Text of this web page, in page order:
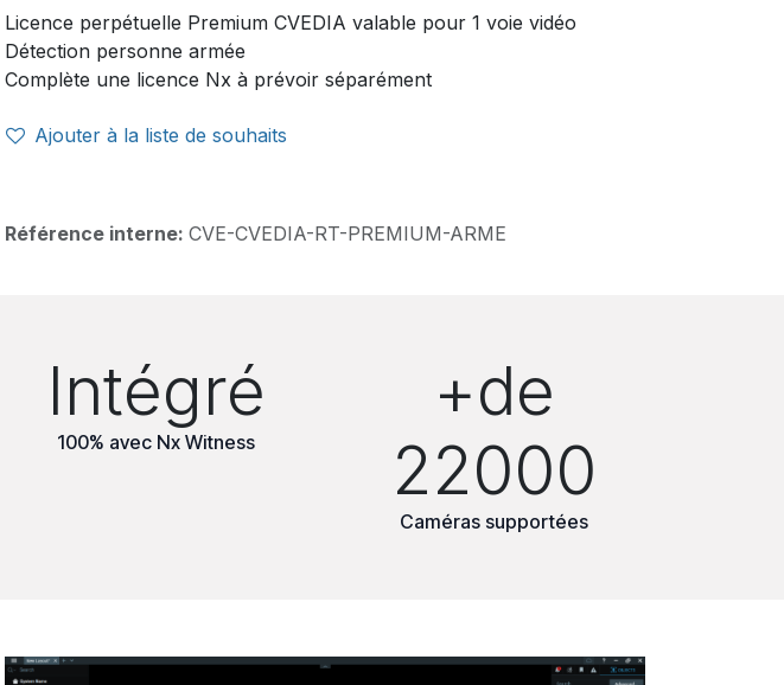
Licence perpétuelle Premium CVEDIA valable pour 1 voie vidéo
Détection personne armée
Complète une licence Nx à prévoir séparément
Ajouter à la liste de souhaits
Référence interne: CVE-CVEDIA-RT-PREMIUM-ARME
Intégré
100% avec Nx Witness
+de
22000
Caméras supportées